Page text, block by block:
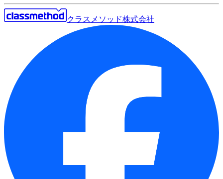
クラスメソッド株式会社